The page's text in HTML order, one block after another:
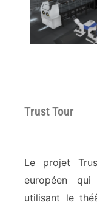
Trust Tour
Le projet
européen
utilisant le